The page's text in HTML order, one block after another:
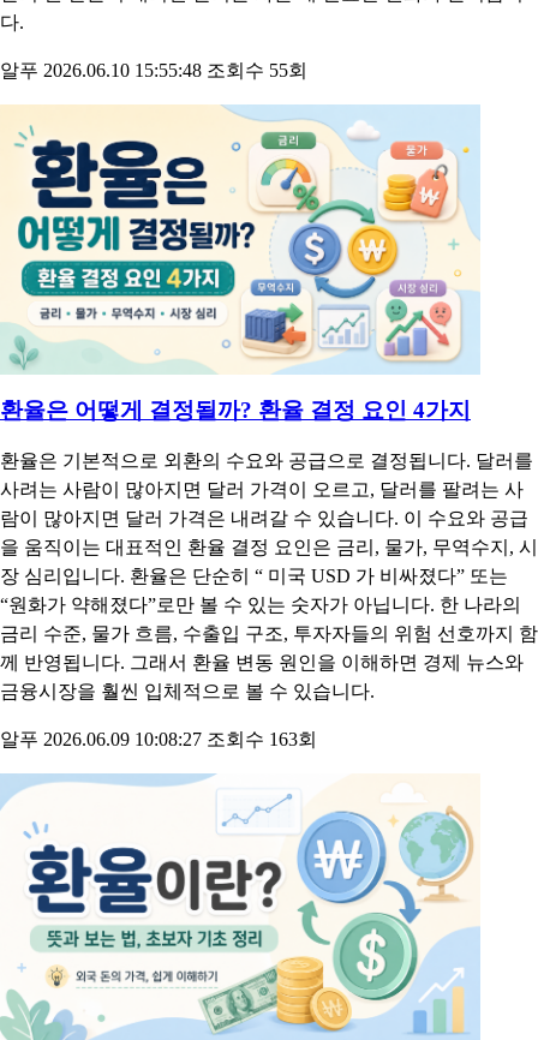
오늘 환율 조회, 상승·하락 영향 정리
환율을 볼 때는 숫자 하나만 확인하면 부족합니다. 기준환율, 매
를 수 있기 때문입니다. 예를 들어 해외여행을 준비하는 사람은
현찰 살 때 환율과 환전 수수료가 중요 합니다. 해외송금을 하려
는 사람은 송금 보낼 때 환율을 봐야 합니다. 해외주식이나 해외
ETF를 거래하는 투자자는 증권사 환전 환율과 환전 우대율까지
함께 확인해야 합니다. 오늘 환율은 생활비, 여행비, 해외직구, 수
입물가, 기업 실적에도 영향을 줍니다. 특히 달러 원 환율이 오르
면 달러가 비싸지고 원화 가치는 상대적으로 낮아집니다. 반대로
달러 원 환율이 내리면 달러를 사는 데 필요한 원화가 줄어듭니
다.
알푸 2026.06.10 15:55:48 조회수 55회
환율은 어떻게 결정될까? 환율 결정 요인 4가지
환율은 기본적으로 외환의 수요와 공급으로 결정됩니다. 달러를
사려는 사람이 많아지면 달러 가격이 오르고, 달러를 팔려는 사
람이 많아지면 달러 가격은 내려갈 수 있습니다. 이 수요와 공급
을 움직이는 대표적인 환율 결정 요인은 금리, 물가, 무역수지, 시
장 심리입니다. 환율은 단순히 “ 미국 USD 가 비싸졌다” 또는
“원화가 약해졌다”로만 볼 수 있는 숫자가 아닙니다. 한 나라의
금리 수준, 물가 흐름, 수출입 구조, 투자자들의 위험 선호까지 함
께 반영됩니다. 그래서 환율 변동 원인을 이해하면 경제 뉴스와
금융시장을 훨씬 입체적으로 볼 수 있습니다.